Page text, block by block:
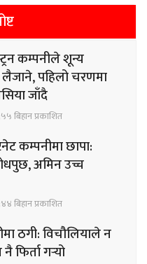
कम्पनीले शून्य
पहिलो चरणमा
जाँदै
बिहान प्रकाशित
कम्पनीमा छापा:
अमिन उच्च
बिहान प्रकाशित
ठगी: विचौलियाले न
फिर्ता गर्‍यो